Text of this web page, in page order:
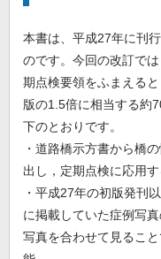
本書は、平成27年に刊
のです。今回の改訂で
期点検要領をふまえる
版の1.5倍に相当する約
下のとおりです。
・道路橋示方書から橋
出し，定期点検に応用
・平成27年の初版発刊
に掲載していた症例写
写真を合わせて見るこ